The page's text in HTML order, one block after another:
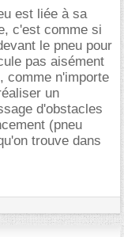
est liée à sa
c'est comme si
le pneu pour
pas aisément
comme n'importe
un
d'obstacles
(pneu
trouve dans